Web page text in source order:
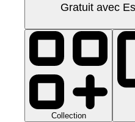
Gratuit avec
Collection